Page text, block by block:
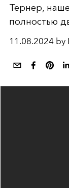
Тернер,
полностью
11.08.2024 by